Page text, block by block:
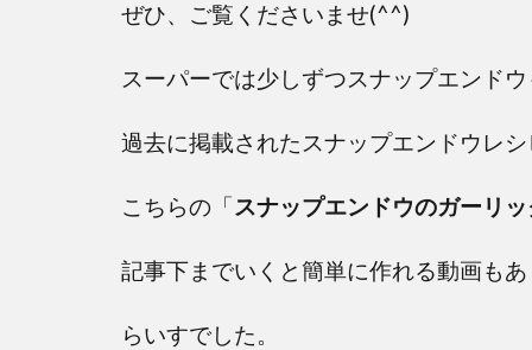
ぜひ、ご覧くださいませ(^^)
スーパーでは少しずつスナップエンド
過去に掲載されたスナップエンドウレ
こちらの「スナップエンドウのガーリ
記事下までいくと簡単に作れる動画も
らいすでした。